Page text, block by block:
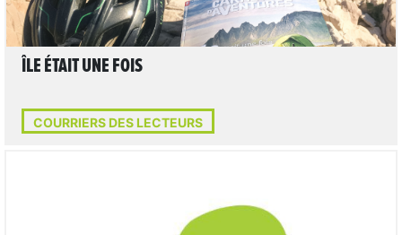
ÎLE ÉTAIT UNE FOIS
COURRIERS DES LECTEURS